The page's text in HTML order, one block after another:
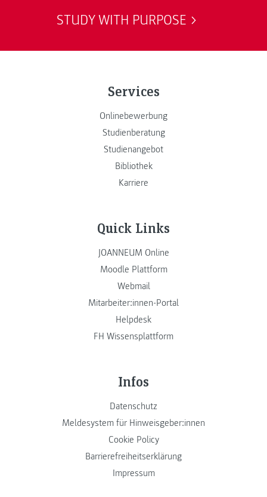
STUDY WITH PURPOSE
Services
Onlinebewerbung
Studienberatung
Studienangebot
Bibliothek
Karriere
Quick Links
JOANNEUM Online
Moodle Plattform
Webmail
Mitarbeiter:innen-Portal
Helpdesk
FH Wissensplattform
Infos
Datenschutz
Meldesystem für Hinweisgeber:innen
Cookie Policy
Barrierefreiheitserklärung
Impressum